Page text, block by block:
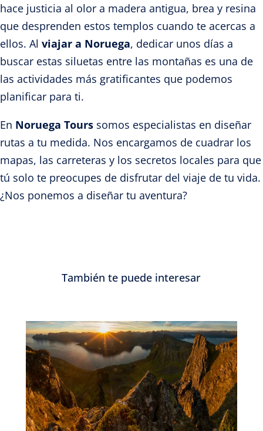
hace justicia al olor a madera antigua, brea y resina
que desprenden estos templos cuando te acercas a
ellos. Al viajar a Noruega, dedicar unos días a
buscar estas siluetas entre las montañas es una de
las actividades más gratificantes que podemos
planificar para ti.
En Noruega Tours somos especialistas en diseñar
rutas a tu medida. Nos encargamos de cuadrar los
mapas, las carreteras y los secretos locales para que
tú solo te preocupes de disfrutar del viaje de tu vida.
¿Nos ponemos a diseñar tu aventura?
También te puede interesar